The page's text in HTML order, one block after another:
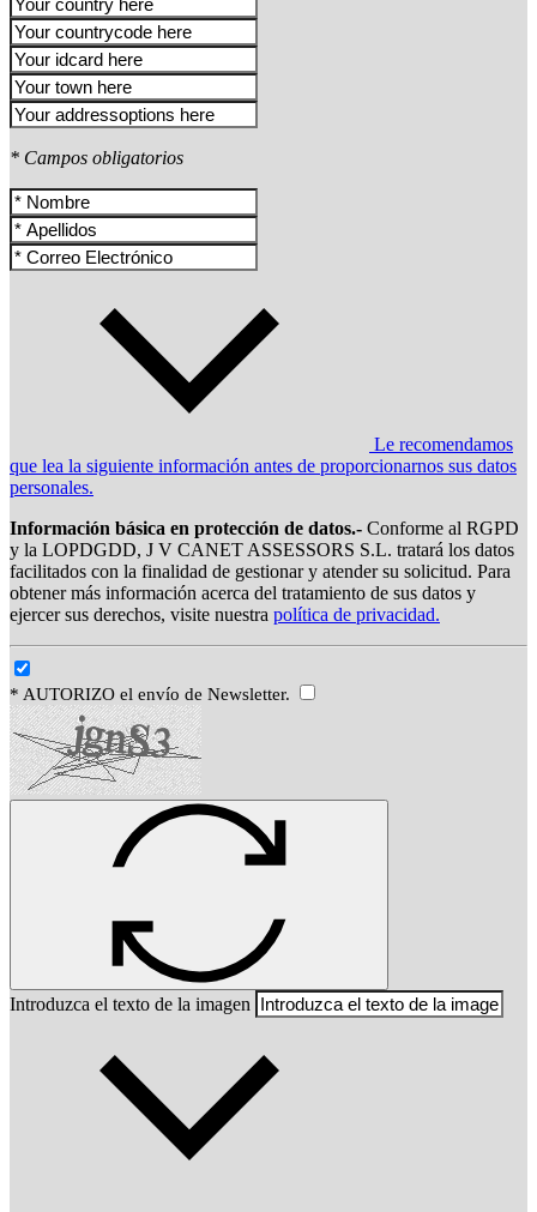
* Campos obligatorios
Le recomendamos
que lea la siguiente información antes de proporcionarnos sus datos
personales.
Información básica en protección de datos.- Conforme al RGPD
y la LOPDGDD, J V CANET ASSESSORS S.L. tratará los datos
facilitados con la finalidad de gestionar y atender su solicitud. Para
obtener más información acerca del tratamiento de sus datos y
ejercer sus derechos, visite nuestra política de privacidad.
* AUTORIZO el envío de Newsletter.
Introduzca el texto de la imagen